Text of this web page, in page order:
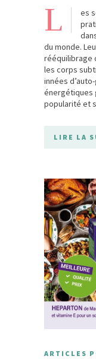
L
es
du monde.
rééquilibrage
les corps
innées
énergétiques
popularité et
LIRE LA
ARTICLES